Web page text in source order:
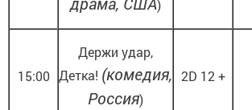
)
15:00
Держи удар,
Детка! (комедия,
Россия)
2D 12 +